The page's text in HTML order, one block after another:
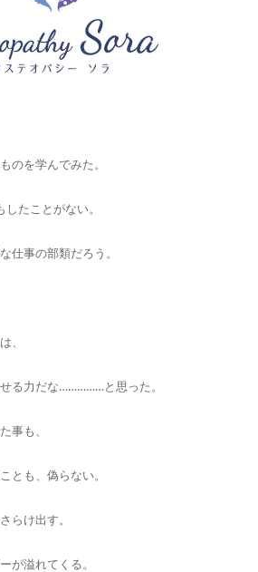
のを学んでみた。
たことがない。
仕事の部類だろう。
、
る力だな……………と思った。
事も、
とも、偽らない。
らけ出す。
が溢れてくる。